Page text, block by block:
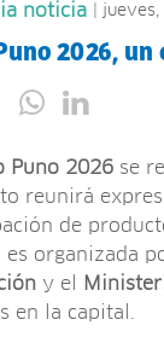
noticia |
2026,
Puno 2026 se
reunirá
de
es organizada
y el
en la capital.